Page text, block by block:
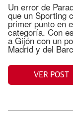
Un error de
que un Sporting
primer punto en
categoría. Con
a Gijón con un
Madrid y del
VER POST